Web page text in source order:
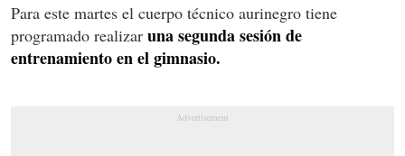
Para este martes el cuerpo técnico aurinegro tiene
programado realizar una segunda sesión de
entrenamiento en el gimnasio.